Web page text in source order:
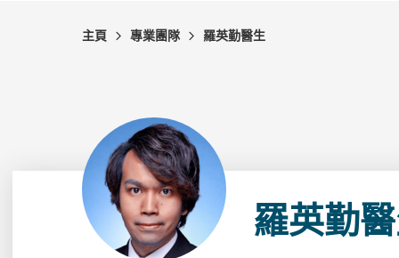
主頁 專業團隊 羅英勤醫生
羅英勤